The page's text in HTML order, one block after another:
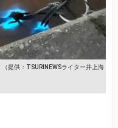
（提供：TSURINEWSライター井上海